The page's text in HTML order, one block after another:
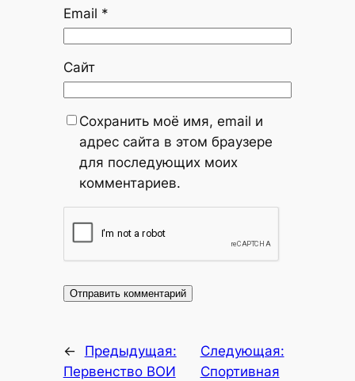
Email *
Сайт
Сохранить моё имя, email и
адрес сайта в этом браузере
для последующих моих
комментариев.
←
Предыдущая:
Первенство ВОИ
Следующая:
Спортивная